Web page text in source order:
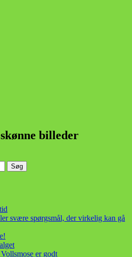
billeder
svære spørgsmål, der virkelig kan gå
er godt